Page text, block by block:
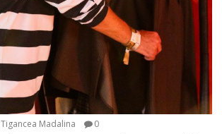
Tigancea Madalina 0